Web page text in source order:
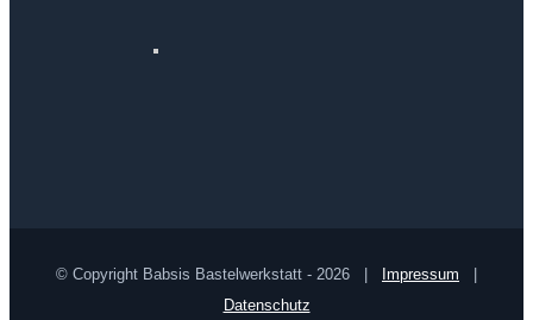
© Copyright Babsis Bastelwerkstatt - 2026 | Impressum
Datenschutz